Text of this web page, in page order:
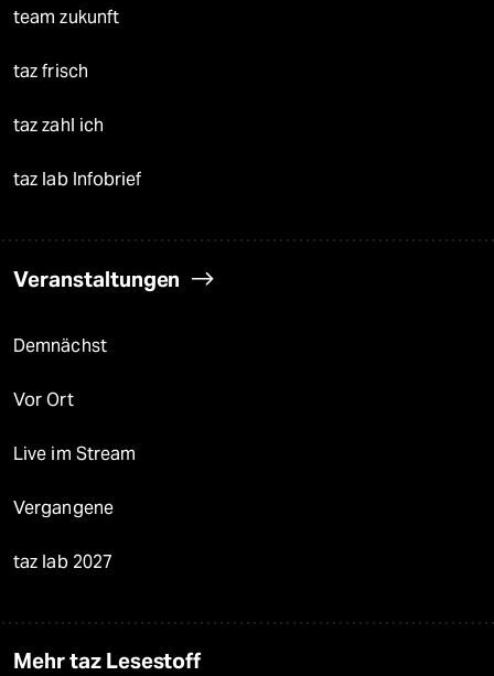
team zukunft
taz frisch
taz zahl ich
taz lab Infobrief
Veranstaltungen
Demnächst
Vor Ort
Live im Stream
Vergangene
taz lab 2027
Mehr taz Lesestoff